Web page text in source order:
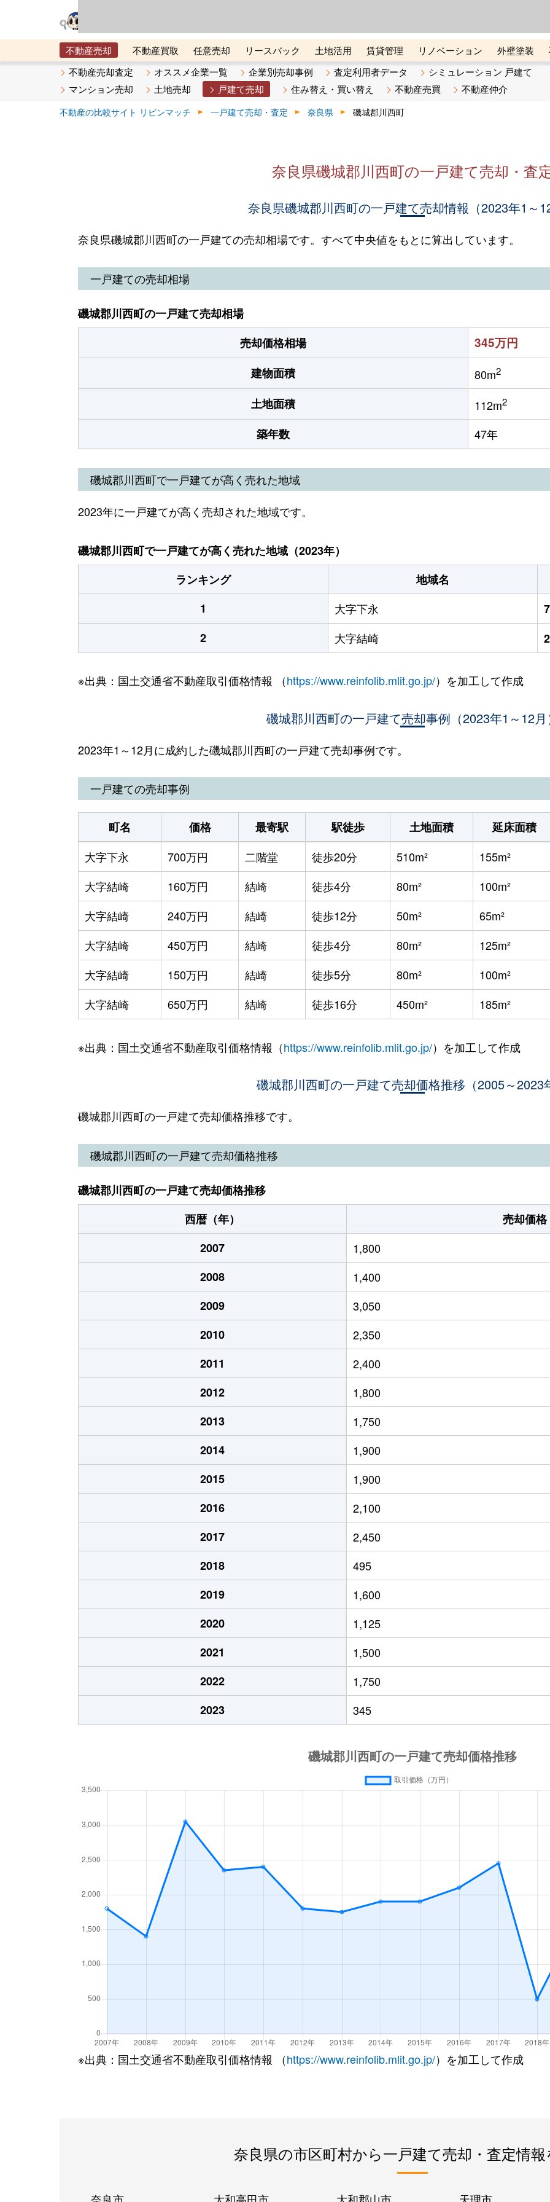
不動産売却 不動産買取 任意売却 リースバック 土地活用 賃貸管理 リノベーション 外壁塗装
メタ住宅展示場
ベスト不動産カンパニー オンライン講座 リビンマガジンBiz 不動産売却ご相談デスク
不動産売却査定 オススメ企業一覧 企業別売却事例 査定利用者データ
シミュレーション 戸建て
マンション売却
土地売却 戸建て売却 住み替え・買い替え 不動産売買 不動産仲介
不動産の比較サイト リビンマッチ 一戸建て売却・査定 奈良県 磯城郡川西町
奈良県磯城郡川西町の一戸建て売却・査
奈良県磯城郡川西町の一戸建て売却情報（2023年1～
奈良県磯城郡川西町の一戸建ての売却相場です。すべて中央値をもとに算出しています。
一戸建ての売却相場
磯城郡川西町の一戸建て売却相場
売却価格相場
345万円
建物面積 80m2
土地面積 112m2
築年数 47年
磯城郡川西町で一戸建てが高く売れた地域
2023年に一戸建てが高く売却された地域です。
磯城郡川西町で一戸建てが高く売れた地域（2023年）
ランキング
地域名
1
大字下永
2
大字結崎
※出典：国土交通省不動産取引価格情報 （https://www.reinfolib.mlit.go.jp/）を加工して作成
磯城郡川西町の一戸建て売却事例（2023年1～12月
2023年1～12月に成約した磯城郡川西町の一戸建て売却事例です。
一戸建ての売却事例
町名 価格 最寄駅 駅徒歩 土地面積
延床面積
大字下永
700万円 二階堂 徒歩20分 510m²
155m²
大字結崎
160万円 結崎 徒歩4分 80m²
100m²
大字結崎
240万円 結崎 徒歩12分 50m²
65m²
大字結崎
450万円 結崎 徒歩4分 80m²
125m²
大字結崎
150万円 結崎 徒歩5分 80m²
100m²
大字結崎
650万円 結崎 徒歩16分 450m² 185m²
※出典：国土交通省不動産取引価格情報（https://www.reinfolib.mlit.go.jp/）を加工して作成
磯城郡川西町の一戸建て売却価格推移（2005～2023
磯城郡川西町の一戸建て売却価格推移です。
磯城郡川西町の一戸建て売却価格推移
磯城郡川西町の一戸建て売却価格推移
西暦（年）
売却価
2007
1,800
2008
1,400
2009
3,050
2010
2,350
2011
2,400
2012
1,800
2013
1,750
2014
1,900
2015
1,900
2016
2,100
2017
2,450
2018
495
2019
1,600
2020
1,125
2021
1,500
2022
1,750
2023
345
※出典：国土交通省不動産取引価格情報 （https://www.reinfolib.mlit.go.jp/）を加工して作成
奈良県の市区町村から一戸建て売却・査定情